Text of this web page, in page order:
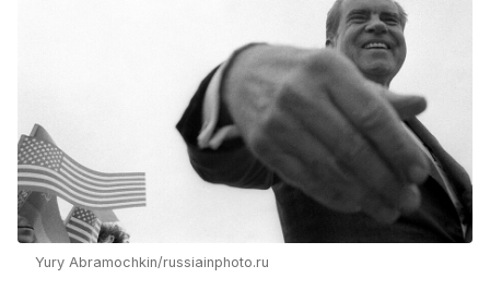
Yury Abramochkin/russiainphoto.ru